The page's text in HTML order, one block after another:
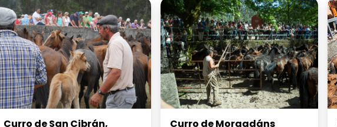
Curro de San Cibrán,
Curro de Morgadáns